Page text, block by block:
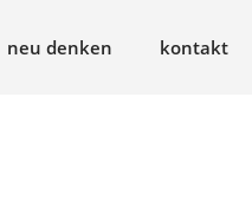
neu denken kontakt